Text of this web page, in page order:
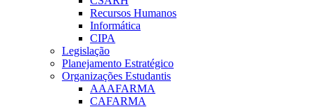
Recursos Humanos
Informática
CIPA
Legislação
Planejamento Estratégico
Organizações Estudantis
AAAFARMA
CAFARMA